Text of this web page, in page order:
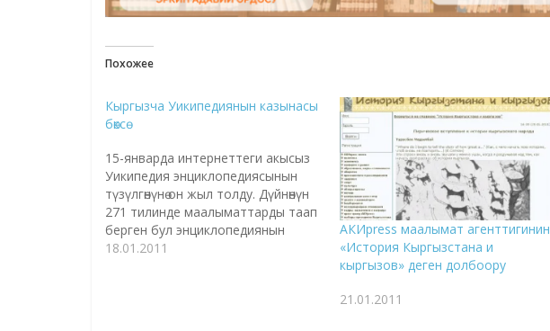
Похожее
Кыргызча Уикипедиянын казынасы
бөксө
15-январда интернеттеги акысыз
Уикипедия энциклопедиясынын
түзүлгөнүнө он жыл толду. Дүйнөнүн
271 тилинде маалыматтарды таап
берген бул энциклопедиянын
кыргызча бөлүмү макалалардын
18.01.2011
АКИpress маалымат агенттигинин
«История Кыргызстана и
кыргызов» деген долбоору
21.01.2011